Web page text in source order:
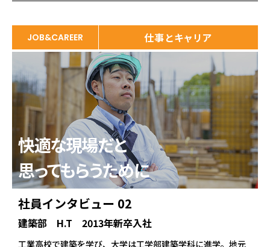
JOB&CAREER 仕事とキャリア
快適な現場だと
思ってもらうために
社員インタビュー 02
建築部 H.T 2013年新卒入社
工業高校で建築を学び、大学は工学部建築学科に進学。地元